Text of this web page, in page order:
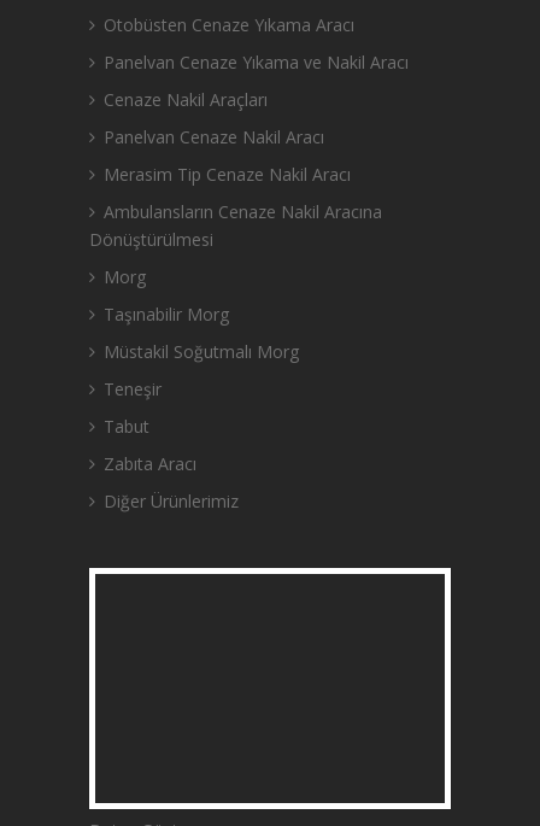
Otobüsten Cenaze Yıkama Aracı
Panelvan Cenaze Yıkama ve Nakil Aracı
Cenaze Nakil Araçları
Panelvan Cenaze Nakil Aracı
Merasim Tip Cenaze Nakil Aracı
Ambulansların Cenaze Nakil Aracına
Dönüştürülmesi
Morg
Taşınabilir Morg
Müstakil Soğutmalı Morg
Teneşir
Tabut
Zabıta Aracı
Diğer Ürünlerimiz